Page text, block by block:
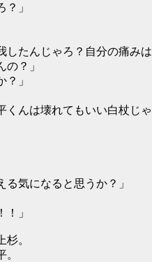
？」
したんじゃろ？自分の痛みは
？」
？」
くんは壊れてもいい白杖じゃ
る気になると思うか？」
」
。